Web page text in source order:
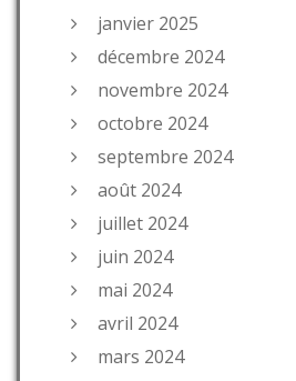
janvier 2025
décembre 2024
novembre 2024
octobre 2024
septembre 2024
août 2024
juillet 2024
juin 2024
mai 2024
avril 2024
mars 2024